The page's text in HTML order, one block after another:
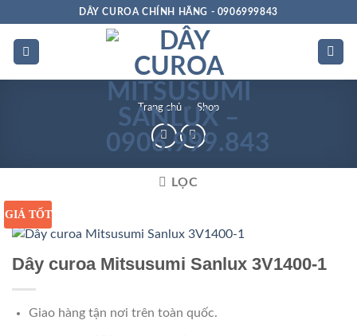
dung
DÂY CUROA CHÍNH HÃNG - 0906999843
Trang chủ » Shop
LỌC
GIÁ TỐT
Dây curoa Mitsusumi Sanlux 3V1400-1
Giao hàng tận nơi trên toàn quốc.